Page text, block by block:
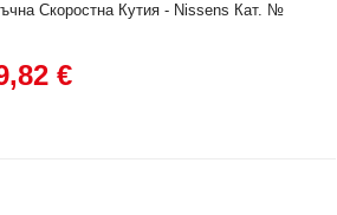
Скоростна Кутия - Nissens Кат. №
€